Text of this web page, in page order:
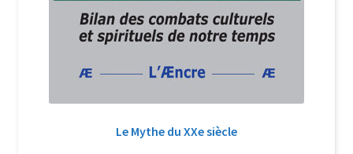
Le Mythe du XXe siècle